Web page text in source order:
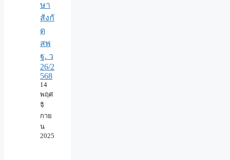
ษา
สังกั
ด
สพ
ฐ. ว
26/2
568
14
พฤศ
จิ
กาย
น
2025